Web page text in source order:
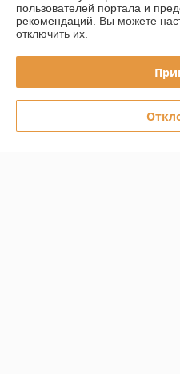
График работы
Политика обработки cookies
пользователей портала и
рекомендаций. Вы можете
отключить их.